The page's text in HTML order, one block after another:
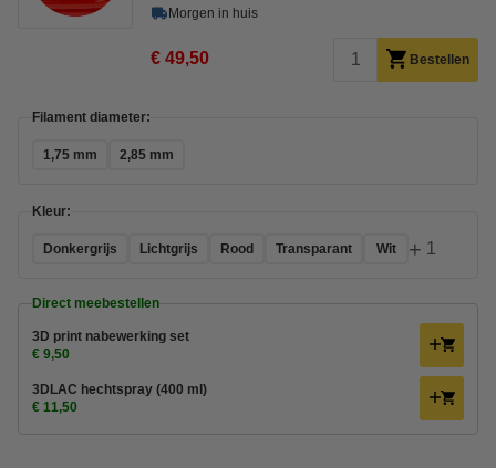
Morgen in huis
€ 49,50 Bestellen
Filament diameter:
1,75 mm 2,85 mm
Kleur:
Donkergrijs Lichtgrijs Rood Transparant Wit + 1
Direct meebestellen
3D print nabewerking set
€ 9,50
3DLAC hechtspray (400 ml)
€ 11,50